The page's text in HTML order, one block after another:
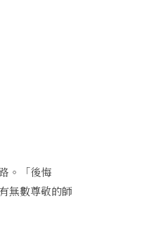
。「後悔
無數尊敬的師